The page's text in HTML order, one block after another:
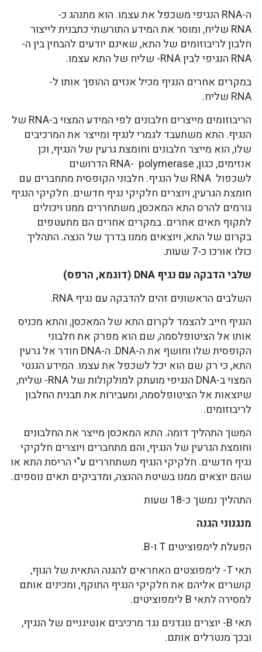
ה-RNA הנגיפי משכפל את עצמו. הוא מתנהג כ-
RNA שליח, ומוסר את המידע התורשתי כתבנית לייצור
חלבון לריבוזומים של התא, שאינם יודעים להבחין בין ה-
RNA הנגיפי לבין RNA- שליח של התא עצמו.
במקרים אחרים הנגיף מכיל אנזים ההופך אותו ל-
RNA שליח.
הריבוזומים מייצרים חלבונים לפי המידע המצוי ב-RNA של
הנגיף. התא משתעבד לגמרי לנגיף ומייצר את המרכיבים
שלו, הוא מייצר חלבונים וחומצת גרעין של הנגיף, וכן
אנזימים, כגון, RNA- polymerase הדרושים
לשכפול RNA של הנגיף. חלבוני הקופסית מתחברים עם
חומצת הגרעין, ויוצרים חלקיקי נגיף חדשים. חלקיקי הנגיף
גורמים להרס התא המאכסן, משתחררים ממנו ויכולים
לתקוף תאים אחרים. במקרים אחרים הם מתעטפים
בקרום של התא, ויוצאים ממנו בדרך של הנצה. התהליך
כולו אורכו כ-7 שעות.
שלבי הדבקה עם נגיף DNA (דוגמא, הרפס)
השלבים הראשונים זהים להדבקה עם נגיף RNA.
הנגיף חייב להצמד לקרום התא של המאכסן, והתא מכניס
אותו אל הציטופלסמה, שם הוא מפרק את חלבוני
הקופסית שלו וחושף את ה-DNA. ה-DNA חודר אל גרעין
התא, כי רק שם הוא יכל לשכפל את עצמו. המידע הגנטי
המצוי ב-DNA הנגיפי מועתק למולקולות של RNA- שליח,
שיוצאות אל הציטופלסמה, ומעבירות את תבנית החלבון
לריבוזומים.
המשך התהליך דומה. התא המאכסן מייצר את החלבונים
וחומצת הגרעין של הנגיף, והם מתחברים ויוצרים חלקיקי
נגיף חדשים. חלקיקי הנגיף משתחררים ע"י הריסת התא או
שהם יוצאים ממנו בשיטת ההנצה, ומדביקים תאים נוספים.
התהליך נמשך כ-18 שעות
מנגנוני הגנה
הפעלת לימפוציטים T ו-B.
תאי T- לימפוצטים האחראים להגנה התאית של הגוף,
קושרים אליהם את חלקיקי הנגיף התוקף, ומכינים אותם
למסירה לתאי B לימפוציטים.
תאי B- יוצרים נוגדנים נגד מרכיבים אנטיגניים של הנגיף,
ובכך מנטרלים אותם.